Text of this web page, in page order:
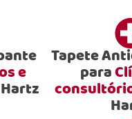
e
Tapete
para